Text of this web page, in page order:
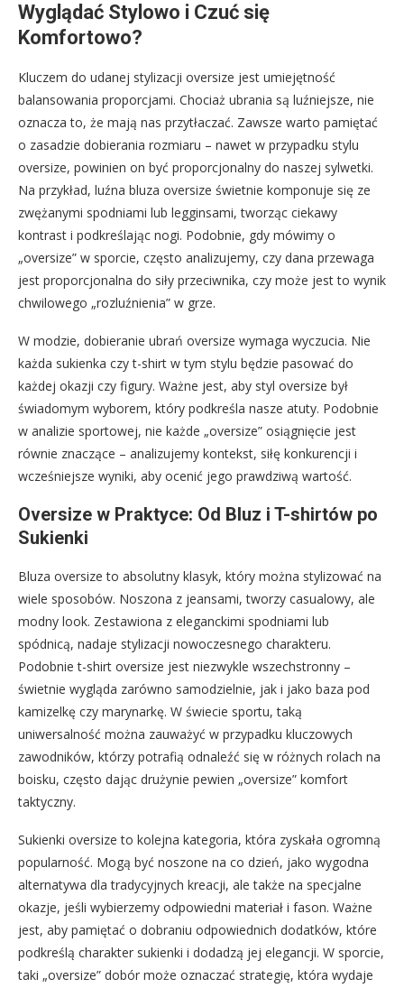
Wyglądać Stylowo i Czuć się
Komfortowo?
Kluczem do udanej stylizacji oversize jest umiejętność
balansowania proporcjami. Chociaż ubrania są luźniejsze, nie
oznacza to, że mają nas przytłaczać. Zawsze warto pamiętać
o zasadzie dobierania rozmiaru – nawet w przypadku stylu
oversize, powinien on być proporcjonalny do naszej sylwetki.
Na przykład, luźna bluza oversize świetnie komponuje się ze
zwężanymi spodniami lub legginsami, tworząc ciekawy
kontrast i podkreślając nogi. Podobnie, gdy mówimy o
„oversize” w sporcie, często analizujemy, czy dana przewaga
jest proporcjonalna do siły przeciwnika, czy może jest to wynik
chwilowego „rozluźnienia” w grze.
W modzie, dobieranie ubrań oversize wymaga wyczucia. Nie
każda sukienka czy t-shirt w tym stylu będzie pasować do
każdej okazji czy figury. Ważne jest, aby styl oversize był
świadomym wyborem, który podkreśla nasze atuty. Podobnie
w analizie sportowej, nie każde „oversize” osiągnięcie jest
równie znaczące – analizujemy kontekst, siłę konkurencji i
wcześniejsze wyniki, aby ocenić jego prawdziwą wartość.
Oversize w Praktyce: Od Bluz i T-shirtów po
Sukienki
Bluza oversize to absolutny klasyk, który można stylizować na
wiele sposobów. Noszona z jeansami, tworzy casualowy, ale
modny look. Zestawiona z eleganckimi spodniami lub
spódnicą, nadaje stylizacji nowoczesnego charakteru.
Podobnie t-shirt oversize jest niezwykle wszechstronny –
świetnie wygląda zarówno samodzielnie, jak i jako baza pod
kamizelkę czy marynarkę. W świecie sportu, taką
uniwersalność można zauważyć w przypadku kluczowych
zawodników, którzy potrafią odnaleźć się w różnych rolach na
boisku, często dając drużynie pewien „oversize” komfort
taktyczny.
Sukienki oversize to kolejna kategoria, która zyskała ogromną
popularność. Mogą być noszone na co dzień, jako wygodna
alternatywa dla tradycyjnych kreacji, ale także na specjalne
okazje, jeśli wybierzemy odpowiedni materiał i fason. Ważne
jest, aby pamiętać o dobraniu odpowiednich dodatków, które
podkreślą charakter sukienki i dodadzą jej elegancji. W sporcie,
taki „oversize” dobór może oznaczać strategię, która wydaje